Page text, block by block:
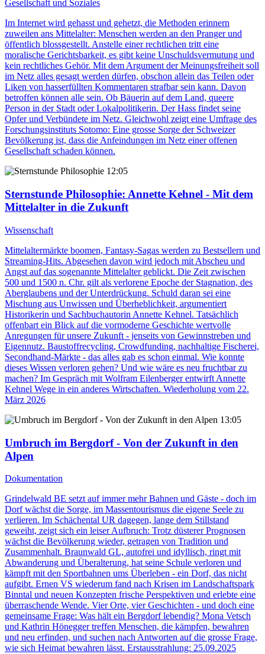
Gesellschaft und Soziales
Im Internet wird gehasst und gehetzt, die Methoden erinnern
zuweilen ans Mittelalter: Menschen werden an den Pranger und
öffentlich blossgestellt. Anstelle einer rechtlichen tritt eine
moralische Gerichtsbarkeit, es gibt keine Unschuldsvermutung und
kein rechtliches Gehör. Mit dem Argument der Meinungsfreiheit soll
im Netz alles gesagt werden dürfen, obschon allein das Teilen oder
Liken von hasserfüllten Kommentaren strafbar sein kann. Davon
betroffen können alle sein. Ob Bäuerin auf dem Land, queere
Person in der Stadt oder Lokalpolitikerin. Der Hass findet seine
Opfer und Verbündete im Netz. Gleichwohl zeigt eine Umfrage des
Forschungsinstituts Sotomo: Eine grosse Sorge der Schweizer
Bevölkerung ist, dass die Anfeindungen im Netz einer offenen
Gesellschaft schaden können.
12:05
Sternstunde Philosophie: Annette Kehnel - Mit dem
Mittelalter in die Zukunft
Wissenschaft
Mittelaltermärkte boomen, Fantasy-Sagas werden zu Bestsellern und
Streaming-Hits. Abgesehen davon wird jedoch mit Abscheu und
Angst auf das sogenannte Mittelalter geblickt. Die Zeit zwischen
500 und 1500 n. Chr. gilt als verlorene Epoche der Stagnation, des
Aberglaubens und der Unterdrückung. Schuld daran sei eine
Mischung aus Unwissen und Überheblichkeit, argumentiert
Historikerin und Sachbuchautorin Annette Kehnel. Tatsächlich
offenbart ein Blick auf die vormoderne Geschichte wertvolle
Anregungen für unsere Zukunft - jenseits von Gewinnstreben und
Eigennutz. Baustoffrecycling, Crowdfunding, nachhaltige Fischerei,
Secondhand-Märkte - das alles gab es schon einmal. Wie konnte
dieses Wissen verloren gehen? Und wie wäre es neu fruchtbar zu
machen? Im Gespräch mit Wolfram Eilenberger entwirft Annette
Kehnel Wege in ein anderes Wirtschaften. Wiederholung vom 22.
März 2026
13:05
Umbruch im Bergdorf - Von der Zukunft in den
Alpen
Dokumentation
Grindelwald BE setzt auf immer mehr Bahnen und Gäste - doch im
Dorf wächst die Sorge, im Massentourismus die eigene Seele zu
verlieren. Im Schächental UR dagegen, lange dem Stillstand
geweiht, zeigt sich ein leiser Aufbruch: Trotz düsterer Prognosen
wächst die Bevölkerung wieder, getragen von Tradition und
Zusammenhalt. Braunwald GL, autofrei und idyllisch, ringt mit
Abwanderung und Überalterung, hat seine Schule verloren und
kämpft mit den Sportbahnen ums Überleben - ein Dorf, das nicht
aufgibt. Ernen VS wiederum fand nach Krisen im Landschaftspark
Binntal und neuen Konzepten frische Perspektiven und erlebte eine
überraschende Wende. Vier Orte, vier Geschichten - und doch eine
gemeinsame Frage: Was hält ein Bergdorf lebendig? Mona Vetsch
und Kathrin Hönegger treffen Menschen, die kämpfen, bewahren
und neu erfinden, und suchen nach Antworten auf die grosse Frage,
wie sich Heimat bewahren lässt. Erstausstrahlung: 25.09.2025